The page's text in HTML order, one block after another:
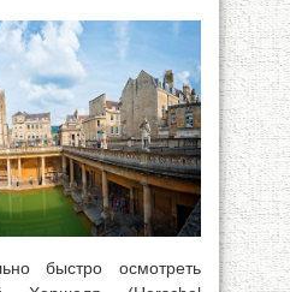
быстро осмотреть